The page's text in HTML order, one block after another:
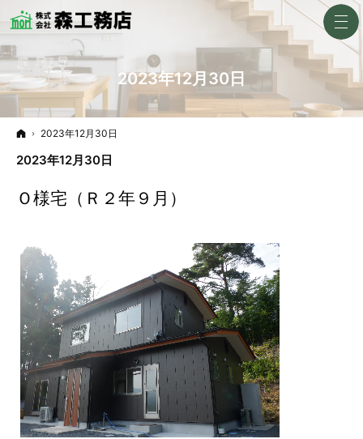
2023年12月30日
ホーム
2023年12月30日
2023年12月30日
Ｏ様宅（Ｒ２年９月）